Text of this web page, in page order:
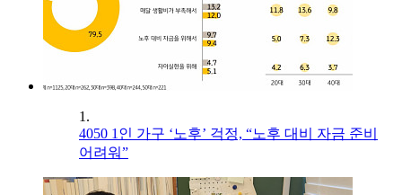
1.
4050 1인 가구 ‘노후’ 걱정, “노후 대비 자금 준비
어려워”